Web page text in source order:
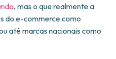
, mas o que realmente a
do e-commerce como
até marcas nacionais como